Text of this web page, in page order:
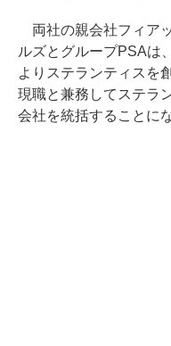
両社の親会社フィア
ルズとグループPSAは
よりステランティスを
現職と兼務してステラ
会社を統括することにな